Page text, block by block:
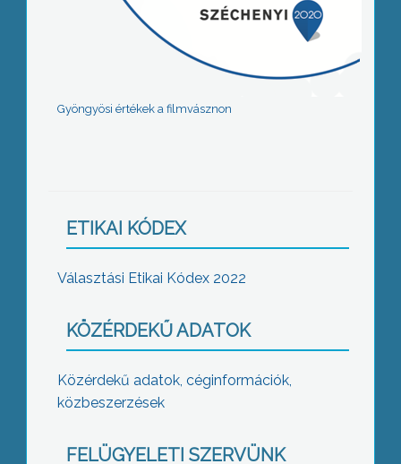
Gyöngyösi értékek a filmvásznon
ETIKAI KÓDEX
Választási Etikai Kódex 2022
KÖZÉRDEKŰ ADATOK
Közérdekű adatok, céginformációk,
közbeszerzések
FELÜGYELETI SZERVÜNK